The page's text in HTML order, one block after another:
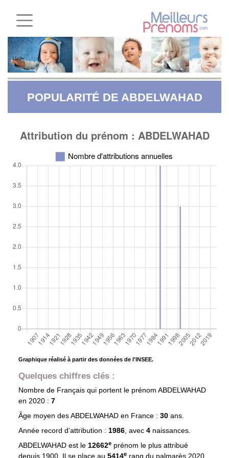
POPULARITÉ DE ABDELWAHAD
Graphique réalisé à partir des données de l'INSEE.
Quelques chiffres clés :
Nombre de Français qui portent le prénom ABDELWAHAD
en 2020 : 7
Âge moyen desABDELWAHADen France : 30 ans.
Année record d’attribution : 1986, avec 4 naissances.
ABDELWAHAD est le 12662eprénom le plus attribué
depuis 1900. Il se place au 5414e rang du palmarès 2020.